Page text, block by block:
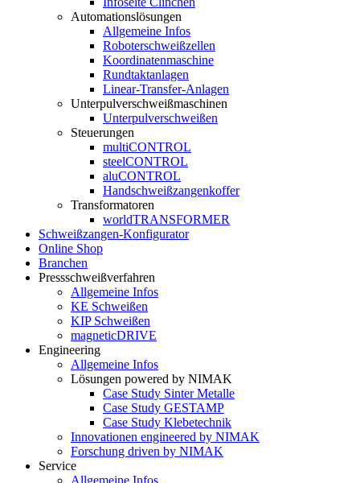
Automationslösungen
Allgemeine Infos
Roboterschweißzellen
Koordinatenmaschine
Rundtaktanlagen
Linear-Transfer-Anlagen
Unterpulverschweißmaschinen
Unterpulverschweißen
Steuerungen
multiCONTROL
steelCONTROL
aluCONTROL
Handschweißzangenkoffer
Transformatoren
worldTRANSFORMER
Schweißzangen-Konfigurator
Online Shop
Branchen
Pressschweißverfahren
Allgemeine Infos
KE Schweißen
KIP Schweißen
magneticDRIVE
Engineering
Allgemeine Infos
Lösungen powered by NIMAK
Case Study Sinter Metalle
Case Study GESTAMP
Case Study Klebetechnik
Innovationen engineered by NIMAK
Forschung driven by NIMAK
Service
Allgemeine Infos